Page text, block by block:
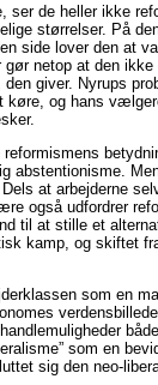
ser de heller ikke
størrelser. På
side lover den at
netop at den
giver. Nyrups
og hans
reformismens
abstentionisme.
at arbejderne
også udfordrer
til at stille et
kamp, og skiftet
som en
som en
sig den neo-